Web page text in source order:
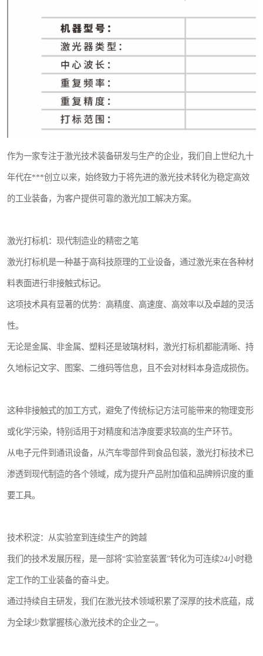
作为一家专注于激光技术装备研发与生产的企业，我们自上世纪九十
年代在***创立以来，始终致力于将先进的激光技术转化为稳定高效
的工业装备，为客户提供可靠的激光加工解决方案。
激光打标机：现代制造业的精密之笔
激光打标机是一种基于高科技原理的工业设备，通过激光束在各种材
料表面进行非接触式标记。
这项技术具有显著的优势：高精度、高速度、高效率以及卓越的灵活
性。
无论是金属、非金属、塑料还是玻璃材料，激光打标机都能清晰、持
久地标记文字、图案、二维码等信息，且不会对材料本身造成损伤。
这种非接触式的加工方式，避免了传统标记方法可能带来的物理变形
或化学污染，特别适用于对精度和洁净度要求较高的生产环节。
从电子元件到通讯设备，从汽车零部件到食品包装，激光打标技术已
渗透到现代制造的各个领域，成为提升产品附加值和品牌辨识度的重
要工具。
技术积淀：从实验室到连续生产的跨越
我们的技术发展历程，是一部将“实验室装置”转化为可连续24小时稳
定工作的工业装备的奋斗史。
通过持续自主研发，我们在激光技术领域积累了深厚的技术底蕴，成
为全球少数掌握核心激光技术的企业之一。